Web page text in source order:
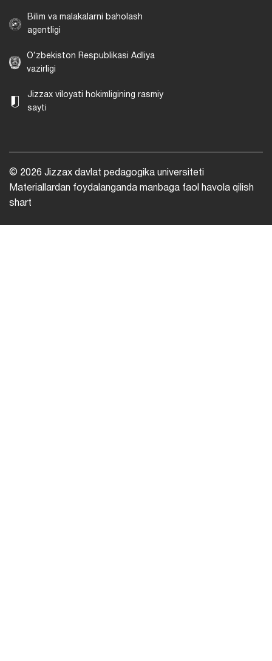
Bilim va malakalarni baholash
agentligi
O‘zbekiston Respublikasi Adliya
vazirligi
Jizzax viloyati hokimligining rasmiy
sayti
© 2026 Jizzax davlat pedagogika universiteti
Materiallardan foydalanganda manbaga faol havola qilish
shart